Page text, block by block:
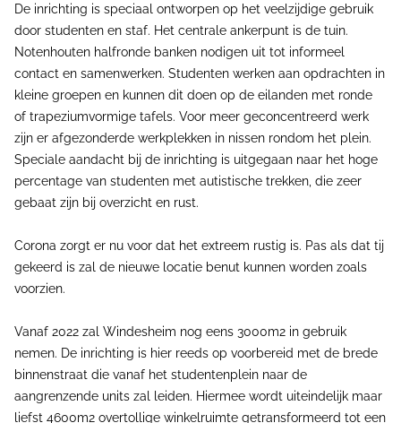
De inrichting is speciaal ontworpen op het veelzijdige gebruik
door studenten en staf. Het centrale ankerpunt is de tuin.
Notenhouten halfronde banken nodigen uit tot informeel
contact en samenwerken. Studenten werken aan opdrachten in
kleine groepen en kunnen dit doen op de eilanden met ronde
of trapeziumvormige tafels. Voor meer geconcentreerd werk
zijn er afgezonderde werkplekken in nissen rondom het plein.
Speciale aandacht bij de inrichting is uitgegaan naar het hoge
percentage van studenten met autistische trekken, die zeer
gebaat zijn bij overzicht en rust.
Corona zorgt er nu voor dat het extreem rustig is. Pas als dat tij
gekeerd is zal de nieuwe locatie benut kunnen worden zoals
voorzien.
Vanaf 2022 zal Windesheim nog eens 3000m2 in gebruik
nemen. De inrichting is hier reeds op voorbereid met de brede
binnenstraat die vanaf het studentenplein naar de
aangrenzende units zal leiden. Hiermee wordt uiteindelijk maar
liefst 4600m2 overtollige winkelruimte getransformeerd tot een